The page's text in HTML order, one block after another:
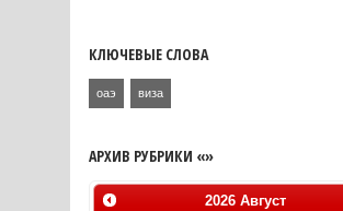
КЛЮЧЕВЫЕ СЛОВА
оаэ виза
АРХИВ РУБРИКИ «»
2026 Август